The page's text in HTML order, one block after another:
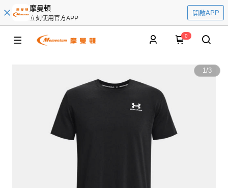
摩曼頓
立刻使用官方APP
開啟APP
0
1/3